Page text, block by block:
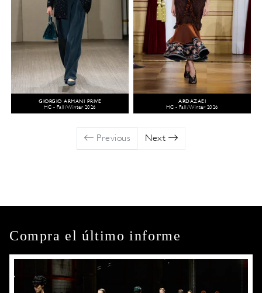
GIORGIO ARMANI PRIVÉ
HC - Fall/Winter 2026
ARDAZAEI
HC - Fall/Winter 2026
Previous Next
Compra el último informe